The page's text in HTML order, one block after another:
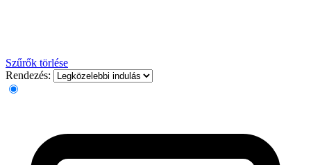
Szűrők törlése
Rendezés: